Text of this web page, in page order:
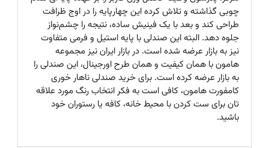
چوبی گذاشته و تلاش کرده این چهارپایه را در اوج ظرافت
طراحی کند و بعد با یک فینیش ساده، نتیجه را چشم‌نواز
جلوه دهد. البته این صندلی با پایه استیل و فرمی متفاوت
نیز به بازار عرضه شده است. در بازار ایران نیز مجموعه
هامون با همان کیفیت و همان طرح اورجینال، این صندلی را
به بازار عرضه کرده است. برای خرید صندلی ناهار خوری
کامفورت هامون، کافی است به فکر انتخاب رنگ مورد علاقه
تان برای ست کردن با محیط خانه، کافه یا رستوران خود
باشید.